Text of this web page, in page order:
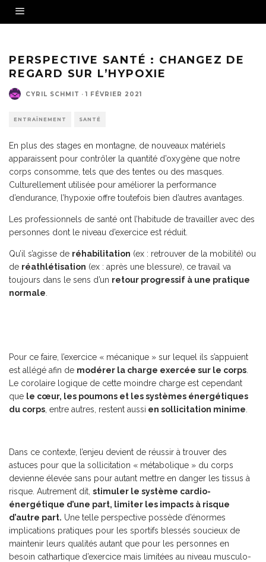
PERSPECTIVE SANTÉ : CHANGEZ DE
REGARD SUR L’HYPOXIE
CYRIL SCHMIT · 1 FÉVRIER 2021
ENTRAÎNEMENT SANTÉ
En plus des stages en montagne, de nouveaux matériels
apparaissent pour contrôler la quantité d’oxygène que notre
corps consomme, tels que des tentes ou des masques.
Culturellement utilisée pour améliorer la performance
d’endurance, l’hypoxie offre toutefois bien d’autres avantages.
Les professionnels de santé ont l’habitude de travailler avec des
personnes dont le niveau d’exercice est réduit.
Qu’il s’agisse de réhabilitation (ex : retrouver de la mobilité) ou
de réathlétisation (ex : après une blessure), ce travail va
toujours dans le sens d’un retour progressif à une pratique
normale
Pour ce faire, l’exercice « mécanique » sur lequel ils s’appuient
est allégé afin de modérer la charge exercée sur le corps
Le corolaire logique de cette moindre charge est cependant
que le cœur, les poumons et les systèmes énergétiques
du corps , entre autres, restent aussi en sollicitation minime
Dans ce contexte, l’enjeu devient de réussir à trouver des
astuces pour que la sollicitation « métabolique » du corps
devienne élevée sans pour autant mettre en danger les tissus à
risque. Autrement dit, stimuler le système cardio-
énergétique d’une part, limiter les impacts à risque
d’autre part. Une telle perspective possède d’énormes
implications pratiques pour les sportifs blessés soucieux de
maintenir leurs qualités autant que pour les personnes en
besoin cathartique d’exercice mais limitées au niveau musculo-